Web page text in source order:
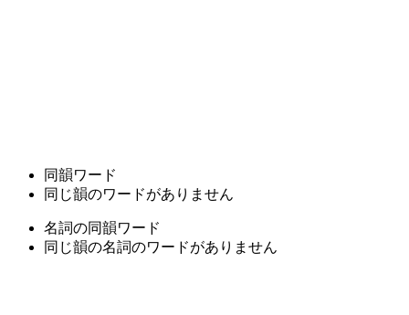
同韻ワード
同じ韻のワードがありません
名詞の同韻ワード
同じ韻の名詞のワードがありません